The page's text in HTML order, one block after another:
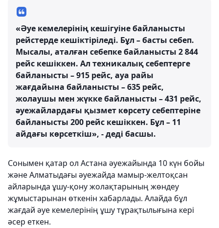
«Әуе кемелерінің кешігуіне байланысты
рейстерде кешіктіріледі. Бұл – басты себеп.
Мысалы, аталған себепке байланысты 2 844
рейс кешіккен. Ал техникалық себептерге
байланысты – 915 рейс, ауа райы
жағдайына байланысты – 635 рейс,
жолаушы мен жүкке байланысты – 431 рейс,
әуежайлардағы қызмет көрсету себептеріне
байланысты 200 рейс кешіккен. Бұл – 11
айдағы көрсеткіш», - деді басшы.
Сонымен қатар ол Астана әуежайында 10 күн бойы
және Алматыдағы әуежайда мамыр-желтоқсан
айларында ұшу-қону жолақтарының жөндеу
жұмыстарынан өткенін хабарлады. Алайда бұл
жағдай әуе кемелерінің ұшу тұрақтылығына кері
әсер еткен.